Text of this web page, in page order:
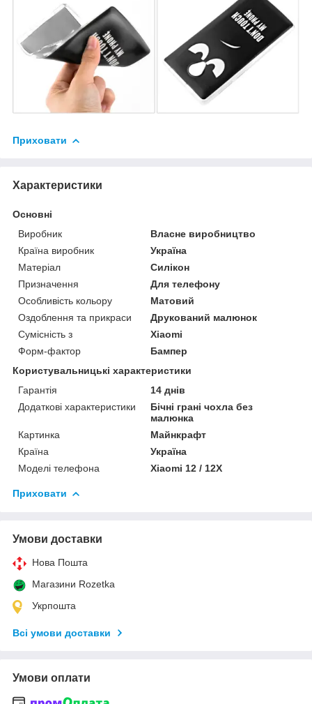
Приховати
Характеристики
Основні
Виробник
Власне виробництво
Країна виробник
Україна
Матеріал
Силікон
Призначення
Для телефону
Особливість кольору
Матовий
Оздоблення та прикраси
Друкований малюнок
Сумісність з
Xiaomi
Форм-фактор
Бампер
Користувальницькі характеристики
Гарантія
14 днів
Додаткові характеристики
Бічні грані чохла без
малюнка
Картинка
Майнкрафт
Країна
Україна
Моделі телефона
Xiaomi 12 / 12X
Приховати
Умови доставки
Нова Пошта
Магазини Rozetka
Укрпошта
Всі умови доставки
Умови оплати